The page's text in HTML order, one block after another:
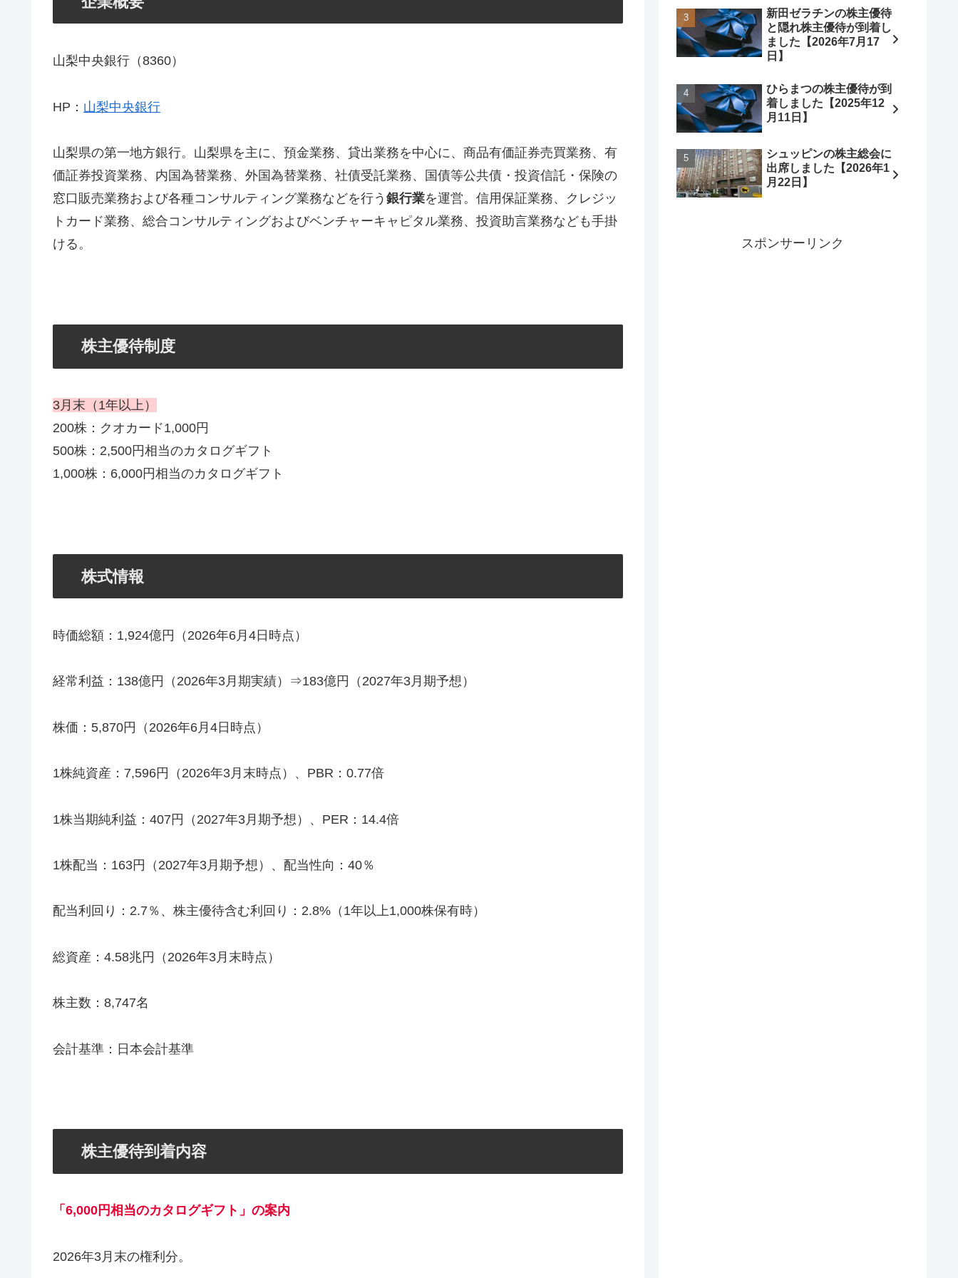
山梨中央銀行（8360）
HP： 山梨中央銀行
山梨県の第一地方銀行。山梨県を主に、預金業務、貸出業務を中心に、商品有価証券売買業務、有
価証券投資業務、内国為替業務、外国為替業務、社債受託業務、国債等公共債・投資信託・保険の
窓口販売業務および各種コンサルティング業務などを行う 銀行業を運営。信用保証業務、クレジッ
トカード業務、総合コンサルティングおよびベンチャーキャピタル業務、投資助言業務なども手掛
ける。
株主優待制度
3月末（1年以上）
200株：クオカード1,000円
500株：2,500円相当のカタログギフト
1,000株：6,000円相当のカタログギフト
株式情報
時価総額：1,924億円（2026年6月4日時点）
経常利益：138億円（2026年3月期実績）⇒183億円（2027年3月期予想）
株価：5,870円（2026年6月4日時点）
1株純資産：7,596円（2026年3月末時点）、PBR：0.77倍
1株当期純利益：407円（2027年3月期予想）、PER：14.4倍
1株配当：163円（2027年3月期予想）、配当性向：40％
配当利回り：2.7％、株主優待含む利回り：2.8%（1年以上1,000株保有時）
総資産：4.58兆円（2026年3月末時点）
株主数：8,747名
会計基準：日本会計基準
株主優待到着内容
「6,000円相当のカタログギフト」の案内
2026年3月末の権利分。
新田ゼラチンの株主優待
と隠れ株主優待が到着し
ました【2026年7月17
日】
ひらまつの株主優待が到
着しました【2025年12
月11日】
シュッピンの株主総会に
出席しました【2026年1
月22日】
スポンサーリンク